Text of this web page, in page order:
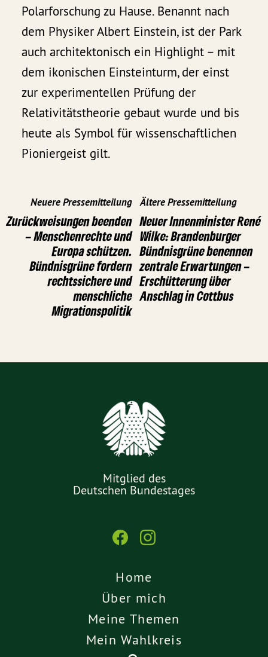
Polarforschung zu Hause. Benannt nach
dem Physiker Albert Einstein, ist der Park
auch architektonisch ein Highlight – mit
dem ikonischen Einsteinturm, der einst
zur experimentellen Prüfung der
Relativitätstheorie gebaut wurde und bis
heute als Symbol für wissenschaftlichen
Pioniergeist gilt.
Neuere Pressemitteilung
Zurückweisungen beenden
– Menschenrechte und
Europa schützen.
Bündnisgrüne fordern
rechtssichere und
menschliche
Migrationspolitik
Ältere Pressemitteilung
Neuer Innenminister René
Wilke: Brandenburger
Bündnisgrüne benennen
zentrale Erwartungen –
Erschütterung über
Anschlag in Cottbus
Mitglied des
Deutschen Bundestages
Home
Über mich
Meine Themen
Mein Wahlkreis